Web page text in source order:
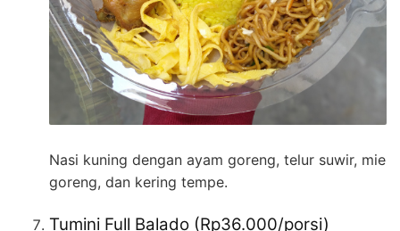
Nasi kuning dengan ayam goreng, telur suwir, mie
goreng, dan kering tempe.
Tumini Full Balado (Rp36.000/porsi)